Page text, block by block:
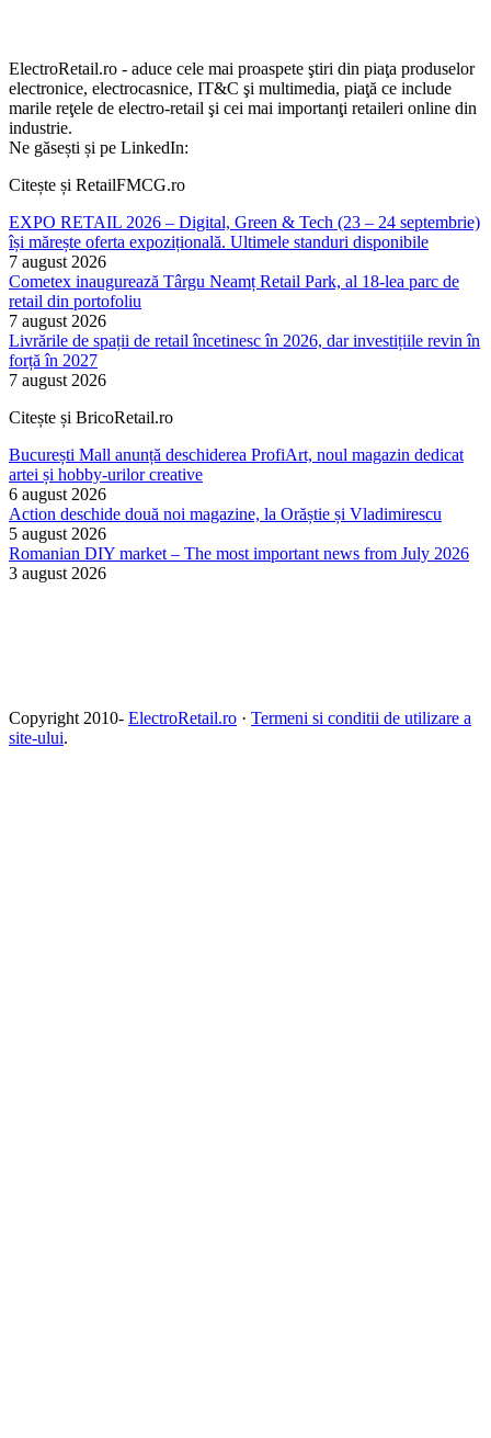
ElectroRetail.ro - aduce cele mai proaspete ştiri din piaţa produselor
electronice, electrocasnice, IT&C şi multimedia, piaţă ce include
marile reţele de electro-retail şi cei mai importanţi retaileri online din
industrie.
Ne găsești și pe LinkedIn:
Citește și RetailFMCG.ro
EXPO RETAIL 2026 – Digital, Green & Tech (23 – 24 septembrie)
își mărește oferta expozițională. Ultimele standuri disponibile
7 august 2026
Cometex inaugurează Târgu Neamț Retail Park, al 18-lea parc de
retail din portofoliu
7 august 2026
Livrările de spații de retail încetinesc în 2026, dar investițiile revin în
forță în 2027
7 august 2026
Citește și BricoRetail.ro
București Mall anunță deschiderea ProfiArt, noul magazin dedicat
artei și hobby-urilor creative
6 august 2026
Action deschide două noi magazine, la Orăștie și Vladimirescu
5 august 2026
Romanian DIY market – The most important news from July 2026
3 august 2026
Copyright 2010- ElectroRetail.ro · Termeni si conditii de utilizare a
site-ului.